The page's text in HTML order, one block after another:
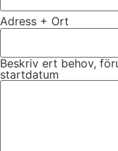
Adress + Ort
Beskriv ert behov,
startdatum